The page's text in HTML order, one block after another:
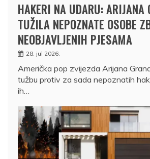
HAKERI NA UDARU: ARIJANA
TUŽILA NEPOZNATE OSOBE
NEOBJAVLJENIH PJESAMA
28. jul 2026.
Američka pop zvijezda Arijana
tužbu protiv za sada nepoznatih
ih…